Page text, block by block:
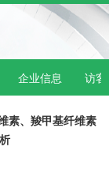
企业信息 访客
素、羧甲基纤维素